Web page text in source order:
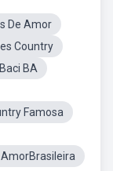
De Amor
Country
BA
Famosa
AmorBrasileira